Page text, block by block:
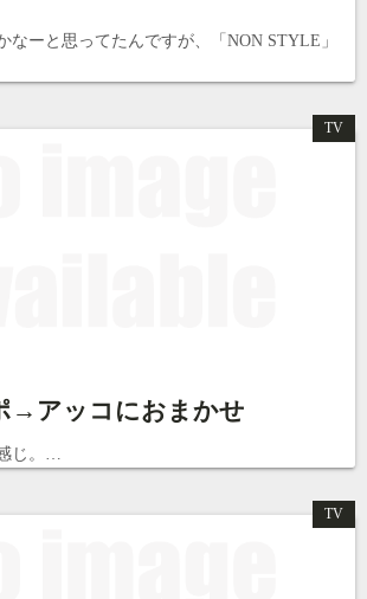
なーと思ってたんですが、「NON STYLE」
TV
→アッコにおまかせ
じ。…
TV